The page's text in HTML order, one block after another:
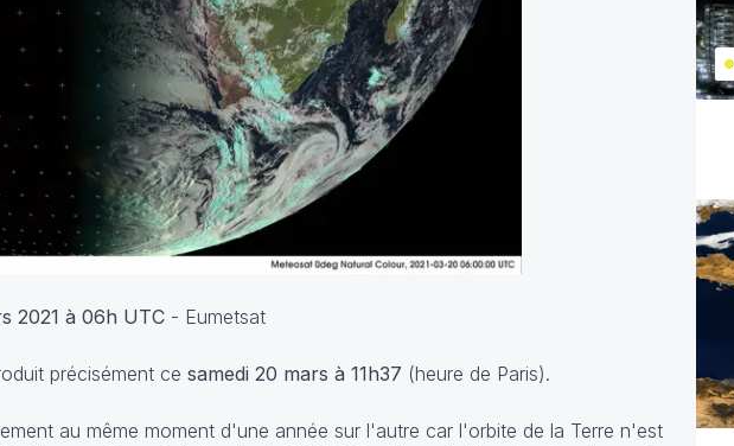
2021 à 06h UTC - Eumetsat
précisément ce samedi 20 mars à 11h37 (heure de Paris).
au même moment d'une année sur l'autre car l'orbite de la Terre n'est